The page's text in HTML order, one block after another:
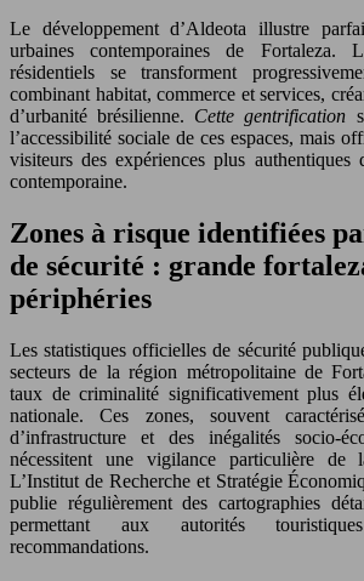
Le développement d’Aldeota illustre
urbaines contemporaines de Fortaleza.
résidentiels se transforment
combinant habitat, commerce et services,
d’urbanité brésilienne. Cette gentrification
l’accessibilité sociale de ces espaces, mais
visiteurs des expériences plus authentiques
contemporaine.
Zones à risque identifiées
de sécurité : grande
périphéries
Les statistiques officielles de sécurité
secteurs de la région métropolitaine de
taux de criminalité significativement plus
nationale. Ces zones, souvent
d’infrastructure et des inégalités socio-
nécessitent une vigilance particulière de
L’Institut de Recherche et Stratégie
publie régulièrement des cartographies
permettant aux autorités
recommandations.